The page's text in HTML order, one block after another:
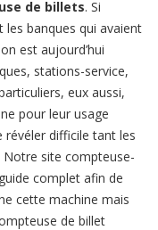
de billets. Si
les banques qui avaient
est aujourd’hui
stations-service,
eux aussi,
pour leur usage
difficile tant les
Notre site compteuse-
complet afin de
cette machine mais
de billet